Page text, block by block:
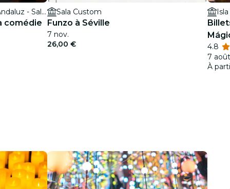
Tablao Flamenco El Palacio Andaluz - Sala Museo
comédie
Sala Custom
Funzo à Séville
7 nov.
26,00 €
4.8
7
À